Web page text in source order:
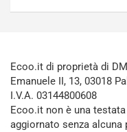
Ecoo.it di proprietà di
Emanuele II, 13, 03018
I.V.A. 03144800608
Ecoo.it non è una
aggiornato senza